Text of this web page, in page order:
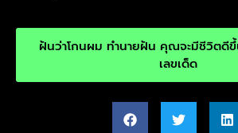
ฝันว่าโกนผม ทำนายฝัน คุณจะมีชีวิตดี
เลขเด็ด